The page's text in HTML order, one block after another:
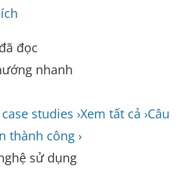
đọc
nhanh
studies ›Xem tất cả ›Câu
thành công ›
sử dụng